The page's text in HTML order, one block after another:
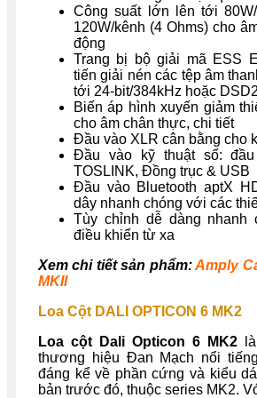
Công suất lớn lên tới
120W/kênh (4 Ohms) cho
động
Trang bị bộ giải mã ESS
tiến giải nén các tệp âm
tới 24-bit/384kHz hoặc
Biến áp hình xuyến giảm
cho âm chân thực, chi tiết
Đầu vào XLR cân bằng ​cho
Đầu vào kỹ thuật số:
TOSLINK, Đồng trục & USB
Đầu vào Bluetooth aptX
dây nhanh chóng với các
Tùy chỉnh dễ dàng nhanh
điều khiển từ xa
Xem chi tiết sản phẩm:Amply
MKII
Loa Cột DALI OPTICON 6 MK2
Loa cột Dali Opticon 6 MK2
thương hiệu Đan Mạch nổi
đáng kể về phần cứng và kiểu
bản trước đó, thuộc series MK2.